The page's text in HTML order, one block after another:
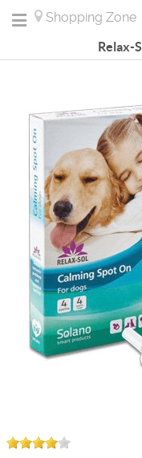
Shopping Zone
Relax-